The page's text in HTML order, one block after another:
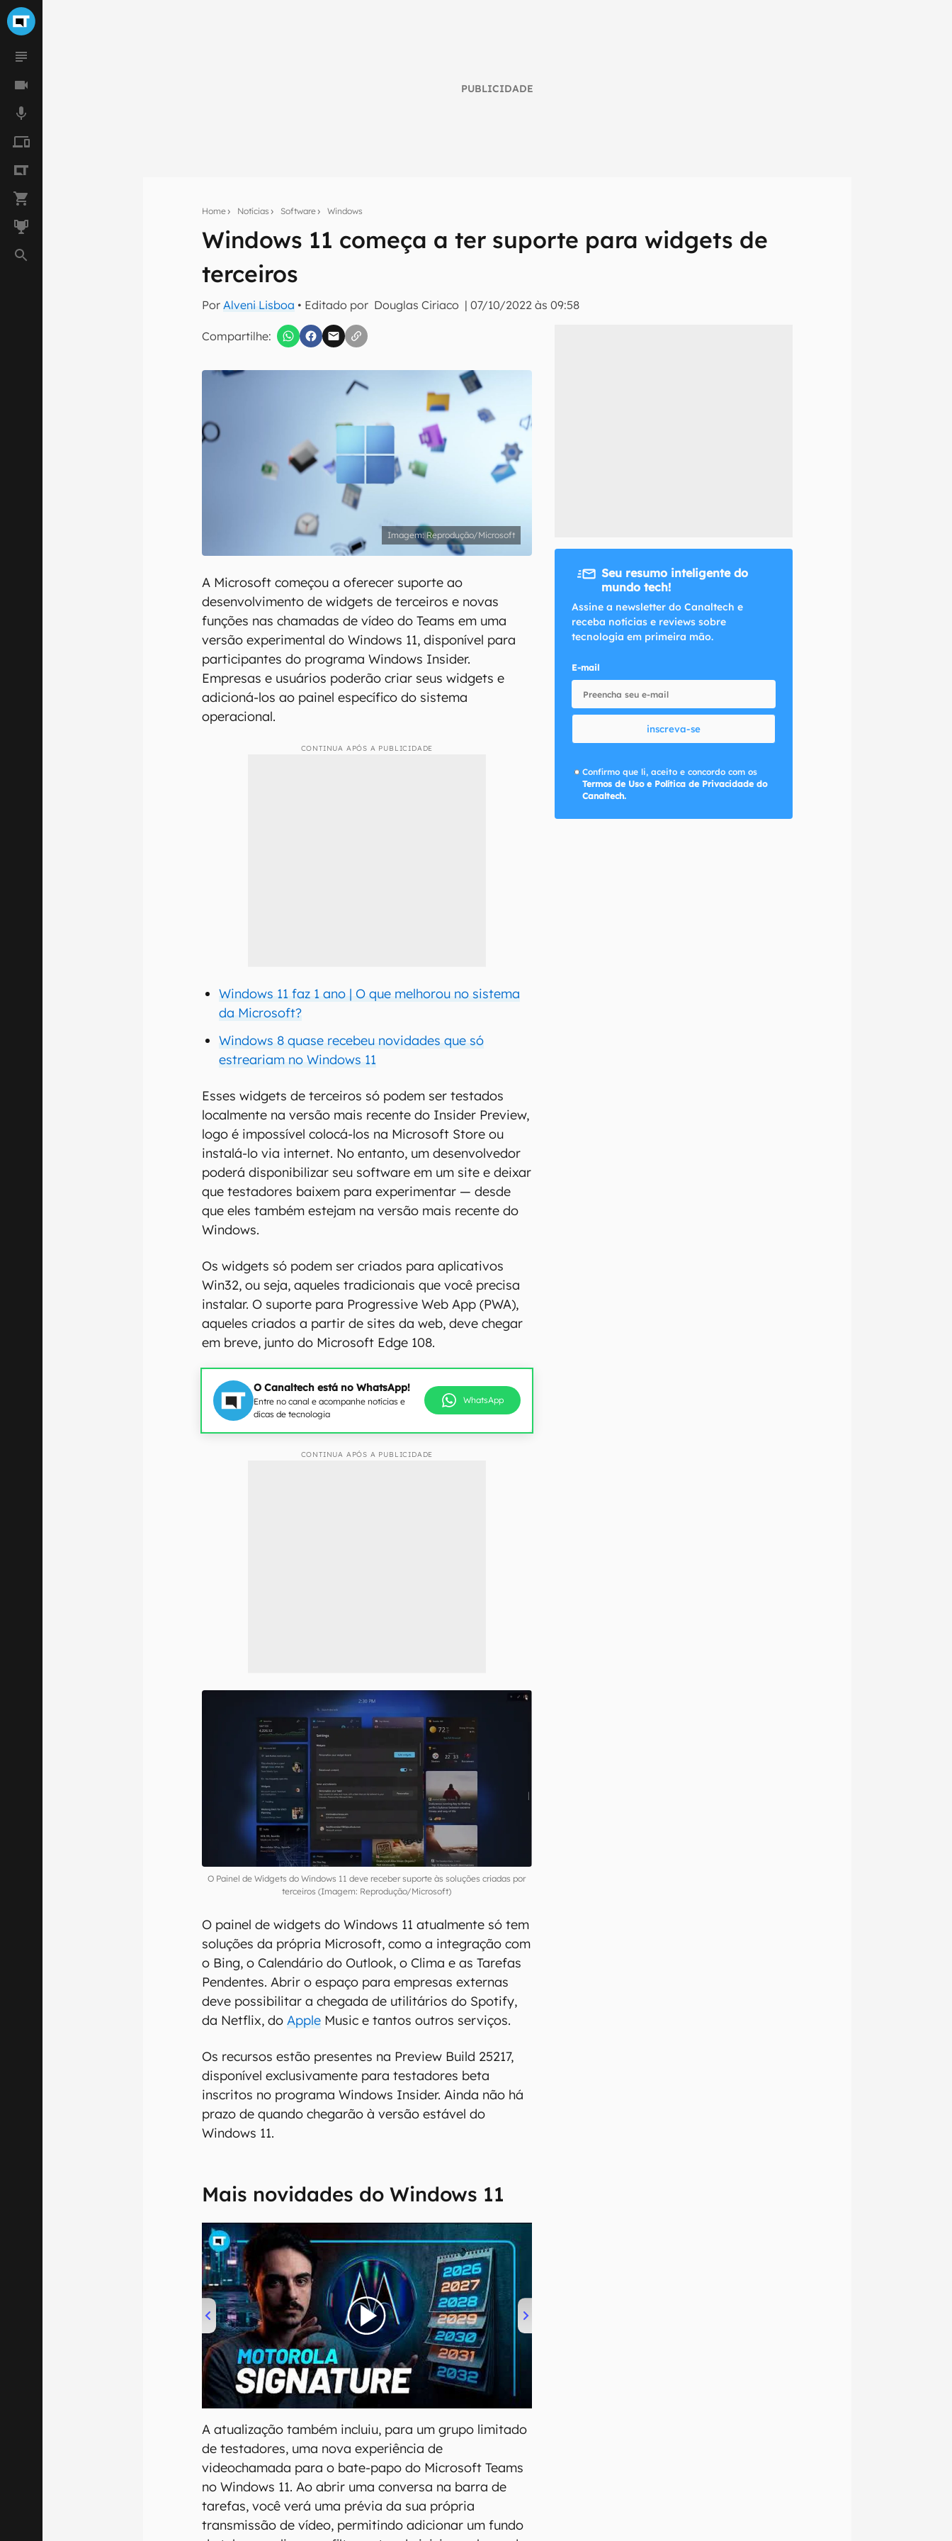
PUBLICIDADE
Home Notícias Software Windows
Windows 11 começa a ter suporte para widgets de
terceiros
PorAlveni Lisboa • Editado por Douglas Ciriaco |07/10/2022 às 09:58
Compartilhe:
Seu resumo inteligente do mundo tech!
Assine a newsletter do Canaltech e receba notícias e reviews sobre tecnologia em primeira
inscreva-se
Confirmo que li, aceito e concordo com os Termos de Uso e Política de Privacidade do Canaltech.
Reprodução/Microsoft
A Microsoft começou a oferecer suporte ao
desenvolvimento de widgets de terceiros e novas
funções nas chamadas de vídeo do Teams em uma
versão experimental do Windows 11, disponível para
participantes do programa Windows Insider.
Empresas e usuários poderão criar seus widgets e
adicioná-los ao painel específico do sistema
operacional.
CONTINUA APÓS A PUBLICIDADE
Windows 11 faz 1 ano | O que melhorou no sistema
da Microsoft?
Windows 8 quase recebeu novidades que só
estreariam no Windows 11
Esses widgets de terceiros só podem ser testados
localmente na versão mais recente do Insider Preview,
logo é impossível colocá-los na Microsoft Store ou
instalá-lo via internet. No entanto, um desenvolvedor
poderá disponibilizar seu software em um site e deixar
que testadores baixem para experimentar — desde
que eles também estejam na versão mais recente do
Windows.
Os widgets só podem ser criados para aplicativos
Win32, ou seja, aqueles tradicionais que você precisa
instalar. O suporte para Progressive Web App (PWA),
aqueles criados a partir de sites da web, deve chegar
em breve, junto do Microsoft Edge 108.
O Canaltech está no WhatsApp!
Entre no canal e acompanhe notícias e
dicas de tecnologia
WhatsApp
CONTINUA APÓS A PUBLICIDADE
O Painel de Widgets do Windows 11 deve receber suporte às soluções criadas por
terceiros (Imagem: Reprodução/Microsoft)
O painel de widgets do Windows 11 atualmente só tem
soluções da própria Microsoft, como a integração com
o Bing, o Calendário do Outlook, o Clima e as Tarefas
Pendentes. Abrir o espaço para empresas externas
deve possibilitar a chegada de utilitários do Spotify,
da Netflix, doApple Music e tantos outros serviços.
Os recursos estão presentes na Preview Build 25217,
disponível exclusivamente para testadores beta
inscritos no programa Windows Insider. Ainda não há
prazo de quando chegarão à versão estável do
Windows 11.
Mais novidades do Windows 11
00:00 20:46
A atualização também incluiu, para um grupo limitado
de testadores, uma nova experiência de
videochamada para o bate-papo do Microsoft Teams
no Windows 11. Ao abrir uma conversa na barra de
tarefas, você verá uma prévia da sua própria
transmissão de vídeo, permitindo adicionar um fundo
Seu resumo inteligente do
mundo tech!
Assine a newsletter do Canaltech e
receba notícias e reviews sobre
tecnologia em primeira mão.
E-mail
inscreva-se
Confirmo que li, aceito e concordo com os
Termos de Uso e Política de Privacidade do
Canaltech.